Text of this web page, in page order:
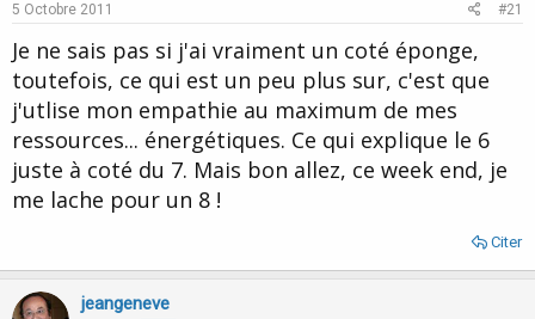
5 Octobre 2011 #21
Je ne sais pas si j'ai vraiment un coté éponge,
toutefois, ce qui est un peu plus sur, c'est que
j'utlise mon empathie au maximum de mes
ressources... énergétiques. Ce qui explique le 6
juste à coté du 7. Mais bon allez, ce week end, je
me lache pour un 8 !
Citer
jeangeneve